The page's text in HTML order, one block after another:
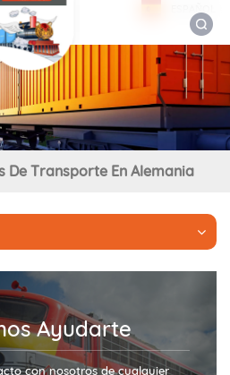
De Transporte En Alemania
Ayudarte
con nosotros de cualquier